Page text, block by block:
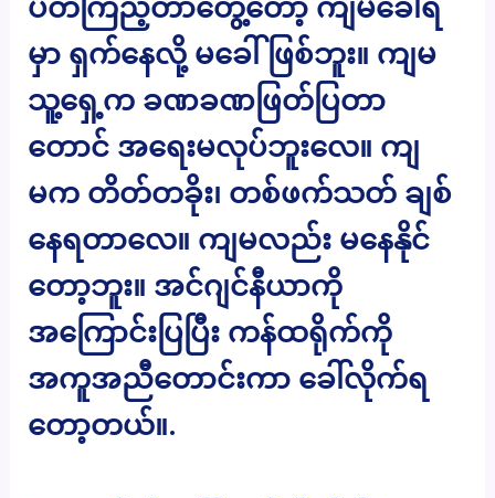
ပတ်ကြည့်တာတွေ့တော့ ကျမခေါ်ရ
မှာ ရှက်နေလို့ မခေါ်ဖြစ်ဘူး။ ကျမ
သူ့ရှေ့က ခဏခဏဖြတ်ပြတာ
တောင် အရေးမလုပ်ဘူးလေ။ ကျ
မက တိတ်တခိုး၊ တစ်ဖက်သတ် ချစ်
နေရတာလေ။ ကျမလည်း မနေနိုင်
တော့ဘူး။ အင်ဂျင်နီယာကို
အကြောင်းပြပြီး ကန်ထရိုက်ကို
အကူအညီတောင်းကာ ခေါ်လိုက်ရ
တော့တယ်။.